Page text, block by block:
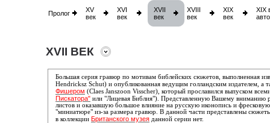
Пролог
XV
век
XVI
век
XVII
век
XVIII
век
XIX
век
XIX
XVII ВЕК
Большая серия гравюр по мотивам библейских сюжетов, выполненная
Hendricksz Schut) и опубликованная ведущим голландским издателем, а
Фишером (Claes Janszoon Visscher) , который прославился выпуском
Пискатора" или "Лицевая Библия") . Представленную Вашему вниманию
листов и оказавшую большое влияние на русскую иконопись и
"миниатюре" из-за размера гравюр. В данной части представлены
в коллекции Британского музея данной серии нет.